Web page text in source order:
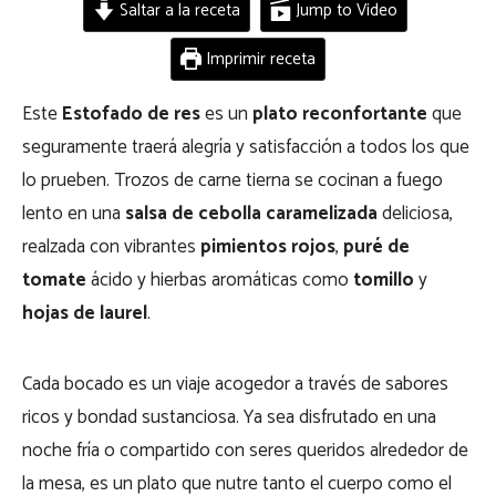
Saltar a la receta
Jump to Video
Imprimir receta
EsteEstofado de reses un plato reconfortanteque
seguramente traerá alegría y satisfacción a todos los que
lo prueben. Trozos de carne tierna se cocinan a fuego
lento en una salsa de cebolla caramelizadadeliciosa,
realzada con vibrantes pimientos rojos, puré de
tomateácido y hierbas aromáticas como tomilloy
hojas de laurel.
Cada bocado es un viaje acogedor a través de sabores
ricos y bondad sustanciosa. Ya sea disfrutado en una
noche fría o compartido con seres queridos alrededor de
la mesa, es un plato que nutre tanto el cuerpo como el